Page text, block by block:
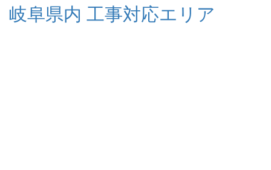
岐阜県内 工事対応エリア